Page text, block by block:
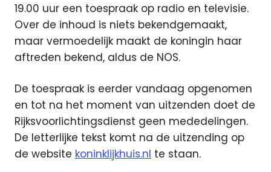
19.00 uur een toespraak op radio en televisie.
Over de inhoud is niets bekendgemaakt,
maar vermoedelijk maakt de koningin haar
aftreden bekend, aldus de NOS.
De toespraak is eerder vandaag opgenomen
en tot na het moment van uitzenden doet de
Rijksvoorlichtingsdienst geen mededelingen.
De letterlijke tekst komt na de uitzending op
de website koninklijkhuis.nl te staan.